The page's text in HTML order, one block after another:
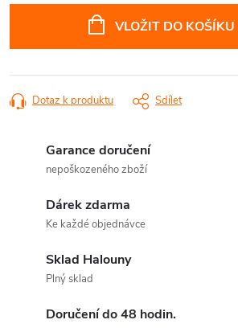
VLOŽIT DO KOŠÍKU
Dotaz k produktu Sdílet
Garance doručení
nepoškozeného zboží
Dárek zdarma
Ke každé objednávce
Sklad Halouny
Plný sklad
Doručení do 48 hodin.